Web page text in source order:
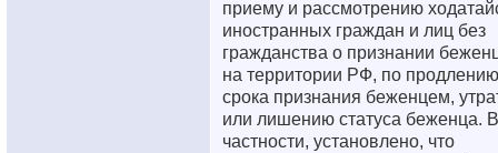
приему и рассмотрению
иностранных граждан и лиц без
гражданства о признании
на территории РФ, по продлению
срока признания беженцем,
или лишению статуса беженца. В
частности, установлено, что